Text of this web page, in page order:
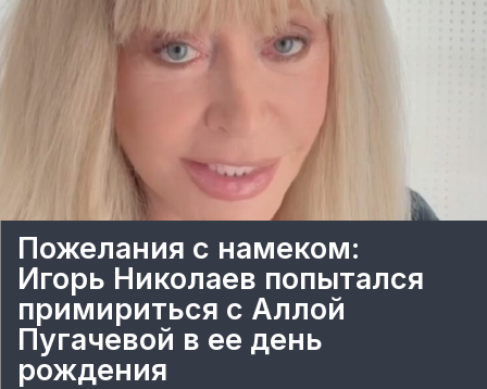
Пожелания с намеком:
Игорь Николаев попытался
примириться с Аллой
Пугачевой в ее день
рождения